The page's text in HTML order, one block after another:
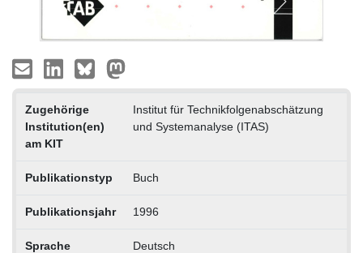
Zugehörige
Institution(en)
am KIT
Institut für Technikfolgenabschätzung
und Systemanalyse (ITAS)
Publikationstyp Buch
Publikationsjahr 1996
Sprache Deutsch